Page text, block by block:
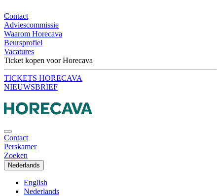
Contact
Adviescommissie
Waarom Horecava
Beursprofiel
Vacatures
Ticket kopen voor Horecava
TICKETS HORECAVA
NIEUWSBRIEF
Contact
Perskamer
Zoeken
Nederlands
English
Nederlands